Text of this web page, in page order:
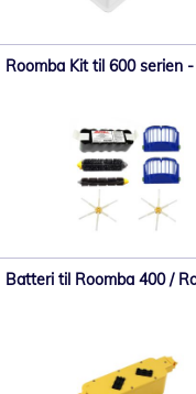
Roomba Kit til 600 serien
Batteri til Roomba 400 /